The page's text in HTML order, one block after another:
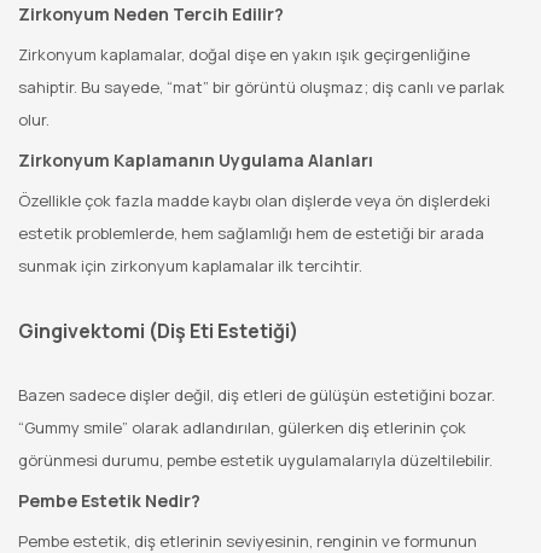
Zirkonyum Neden Tercih Edilir?
Zirkonyum kaplamalar, doğal dişe en yakın ışık geçirgenliğine
sahiptir. Bu sayede, “mat” bir görüntü oluşmaz; diş canlı ve parlak
olur.
Zirkonyum Kaplamanın Uygulama Alanları
Özellikle çok fazla madde kaybı olan dişlerde veya ön dişlerdeki
estetik problemlerde, hem sağlamlığı hem de estetiği bir arada
sunmak için zirkonyum kaplamalar ilk tercihtir.
Gingivektomi (Diş Eti Estetiği)
Bazen sadece dişler değil, diş etleri de gülüşün estetiğini bozar.
“Gummy smile” olarak adlandırılan, gülerken diş etlerinin çok
görünmesi durumu, pembe estetik uygulamalarıyla düzeltilebilir.
Pembe Estetik Nedir?
Pembe estetik, diş etlerinin seviyesinin, renginin ve formunun